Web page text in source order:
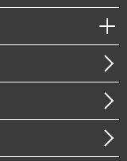
災（政策）